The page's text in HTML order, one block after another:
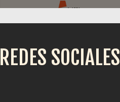
REDES SOCIALES